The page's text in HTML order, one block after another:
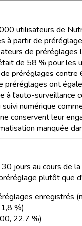
utilisateurs de
à partir de
de
de 58 % pour
préréglages
ont
l'auto-
numérique
conservent leur
manquée
jours au cours
plutôt que
enregistrés
%)
22,7 %)